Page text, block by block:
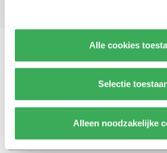
Alle cookies
Selectie
Alleen noodzakelijke
Vragen, opmerkingen of tips?
© 2026 -Over ons Disclaimer Adverteren